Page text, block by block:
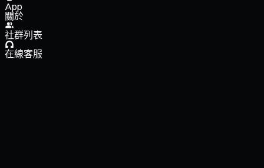
App
關於
社群列表
在線客服